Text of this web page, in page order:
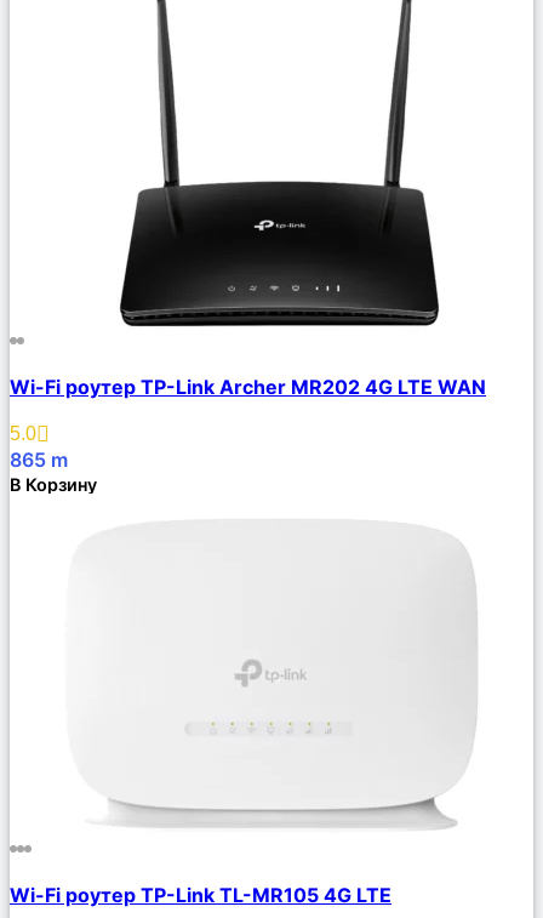
Описание
Избранное
Wi-Fi роутер TP-Link Archer MR202 4G LTE WAN
5.0
865 m
В Корзину
Описание
Wi-Fi роутер TP-Link TL-MR105 4G LTE